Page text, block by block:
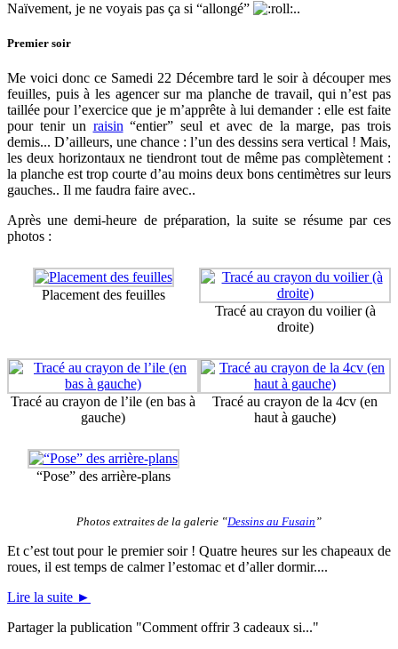
Naïvement, je ne voyais pas ça si “allongé”
..
Premier soir
Me voici donc ce Samedi 22 Décembre tard le soir à découper mes
feuilles, puis à les agencer sur ma planche de travail, qui n’est pas
taillée pour l’exercice que je m’apprête à lui demander : elle est faite
pour tenir un raisin “entier” seul et avec de la marge, pas trois
demis... D’ailleurs, une chance : l’un des dessins sera vertical ! Mais,
les deux horizontaux ne tiendront tout de même pas complètement :
la planche est trop courte d’au moins deux bons centimètres sur leurs
gauches.. Il me faudra faire avec..
Après une demi-heure de préparation, la suite se résume par ces
photos :
Placement des feuilles
Tracé au crayon du voilier (à
droite)
Tracé au crayon de l’ile (en bas à
gauche)
Tracé au crayon de la 4cv (en
haut à gauche)
“Pose” des arrière-plans
Photos extraites de la galerie ‟Dessins au Fusain ”
Et c’est tout pour le premier soir ! Quatre heures sur les chapeaux de
roues, il est temps de calmer l’estomac et d’aller dormir....
Lire la suite ►
Partager la publication "Comment offrir 3 cadeaux si..."